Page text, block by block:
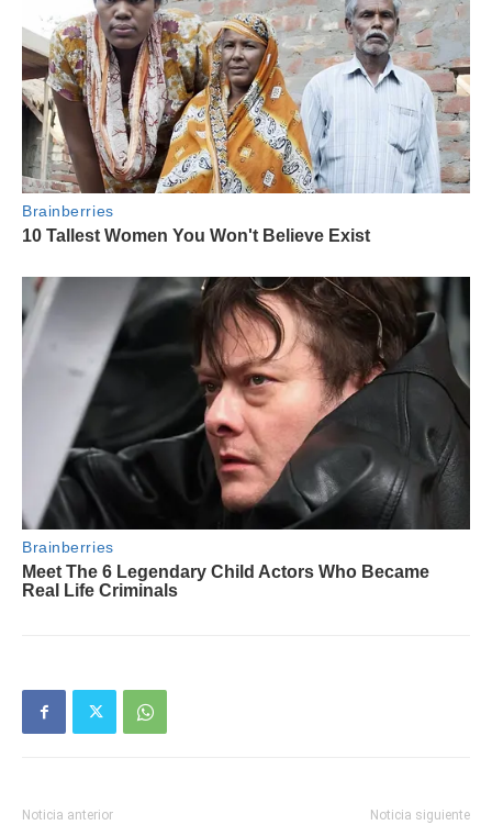
Noticia anterior Noticia siguiente